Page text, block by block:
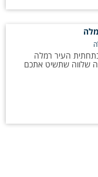
העיר רמלה
שלווה שתשיט אתכם